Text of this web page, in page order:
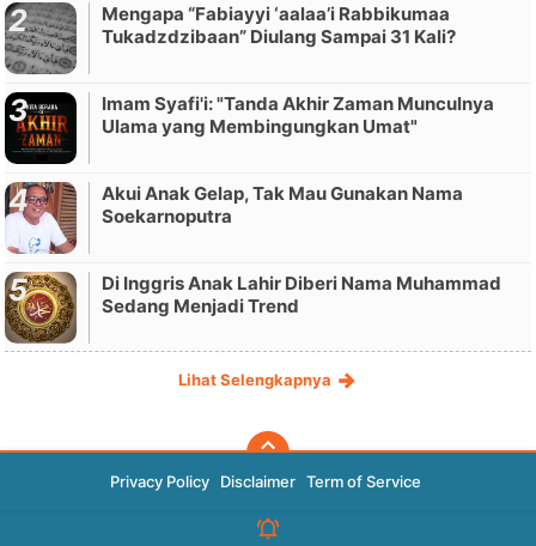
Mengapa “Fabiayyi ‘aalaa’i Rabbikumaa
Tukadzdzibaan” Diulang Sampai 31 Kali?
Imam Syafi'i: "Tanda Akhir Zaman Munculnya
Ulama yang Membingungkan Umat"
Akui Anak Gelap, Tak Mau Gunakan Nama
Soekarnoputra
Di Inggris Anak Lahir Diberi Nama Muhammad
Sedang Menjadi Trend
Lihat Selengkapnya
Privacy Policy Disclaimer Term of Service